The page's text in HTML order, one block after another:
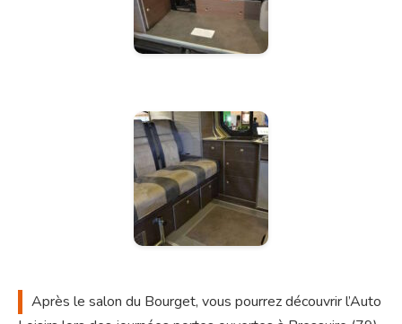
Après le salon du Bourget, vous pourrez découvrir l’Auto